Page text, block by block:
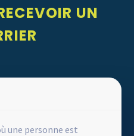
UN
une personne est